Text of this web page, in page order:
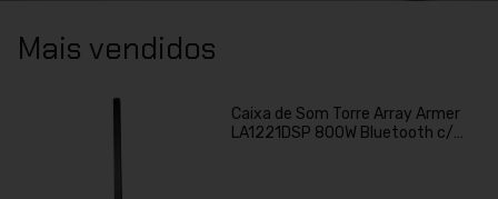
Mais vendidos
Caixa de Som Torre Array Armer
LA1221DSP 800W Bluetooth c/